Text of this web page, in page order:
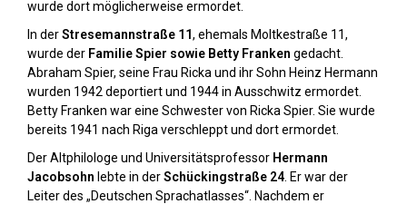
wurde dort möglicherweise ermordet.
In derStresemannstraße 11, ehemals Moltkestraße 11,
wurde der Familie Spier sowie Betty Franken gedacht.
Abraham Spier, seine Frau Ricka und ihr Sohn Heinz Hermann
wurden 1942 deportiert und 1944 in Ausschwitz ermordet.
Betty Franken war eine Schwester von Ricka Spier. Sie wurde
bereits 1941 nach Riga verschleppt und dort ermordet.
Der Altphilologe und Universitätsprofessor Hermann
Jacobsohn lebte in derSchückingstraße 24 . Er war der
Leiter des „Deutschen Sprachatlasses“. Nachdem er